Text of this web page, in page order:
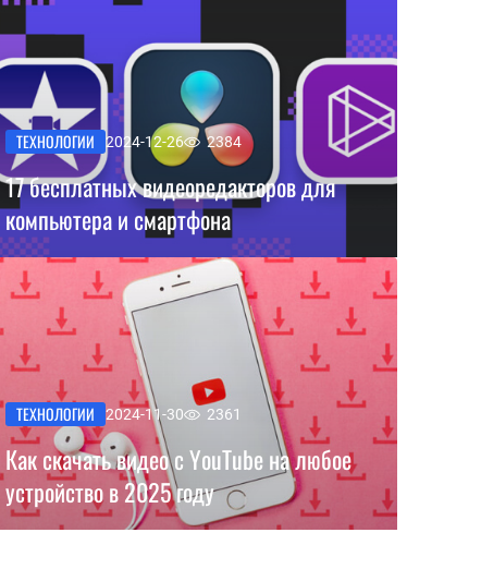
ТЕХНОЛОГИИ 2024-12-26 2384
17 бесплатных видеоредакторов для
компьютера и смартфона
ТЕХНОЛОГИИ 2024-11-30 2361
Как скачать видео с YouTube на любое
устройство в 2025 году